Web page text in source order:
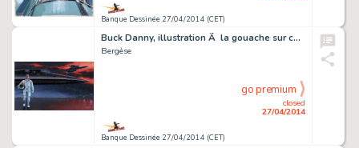
Banque Dessinée 27/04/2014 (CET)
Buck Danny, illustration Ã la gouache sur carton …
Bergèse
Banque Dessinée 27/04/2014 (CET)
closed
27/04/2014
go premium